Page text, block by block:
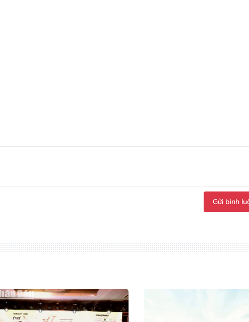
Gửi bình